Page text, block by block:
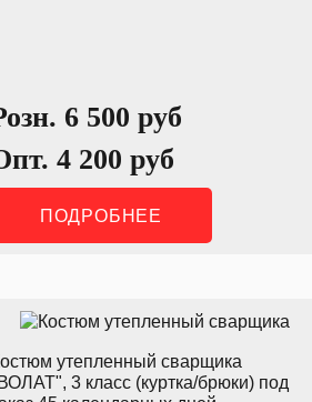
6 500 руб
4 200 руб
ПОДРОБНЕЕ
утепленный сварщика
3 класс (куртка/брюки) под